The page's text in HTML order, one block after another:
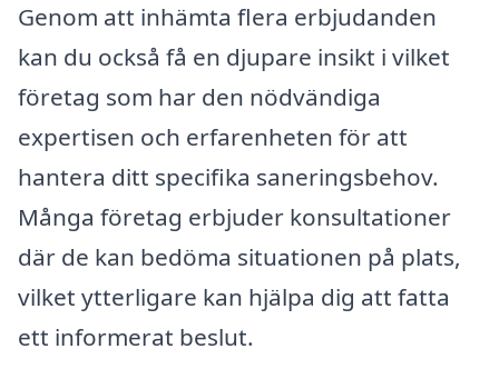
Genom att inhämta flera erbjudanden
kan du också få en djupare insikt i vilket
företag som har den nödvändiga
expertisen och erfarenheten för att
hantera ditt specifika saneringsbehov.
Många företag erbjuder konsultationer
där de kan bedöma situationen på plats,
vilket ytterligare kan hjälpa dig att fatta
ett informerat beslut.